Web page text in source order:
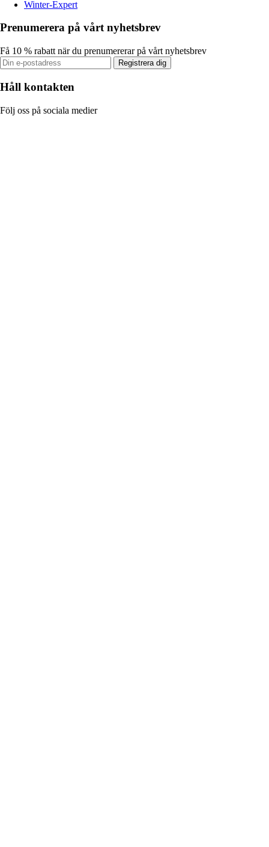
Winter-Expert
Prenumerera på vårt nyhetsbrev
Få 10 % rabatt när du prenumererar på vårt nyhetsbrev
Registrera dig
Håll kontakten
Följ oss på sociala medier